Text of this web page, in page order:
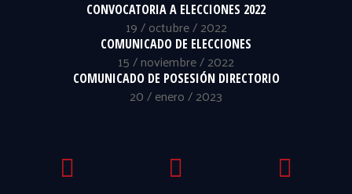
CONVOCATORIA A ELECCIONES 2022
19 / octubre / 2022
COMUNICADO DE ELECCIONES
15 / noviembre / 2022
COMUNICADO DE POSESIÓN DIRECTORIO
20 / enero / 2023